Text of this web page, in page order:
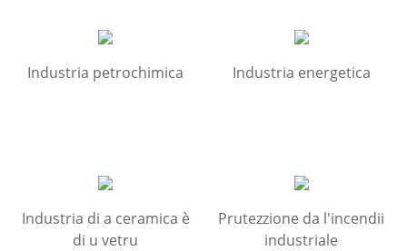
Industria petrochimica Industria energetica
Industria di a ceramica è
di u vetru
Prutezzione da l'incendii
industriale